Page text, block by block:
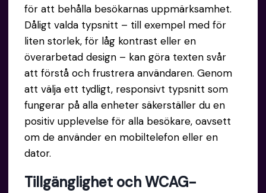
för att behålla besökarnas uppmärksamhet.
Dåligt valda typsnitt – till exempel med för
liten storlek, för låg kontrast eller en
överarbetad design – kan göra texten svår
att förstå och frustrera användaren. Genom
att välja ett tydligt, responsivt typsnitt som
fungerar på alla enheter säkerställer du en
positiv upplevelse för alla besökare, oavsett
om de använder en mobiltelefon eller en
dator.
Tillgänglighet och WCAG-